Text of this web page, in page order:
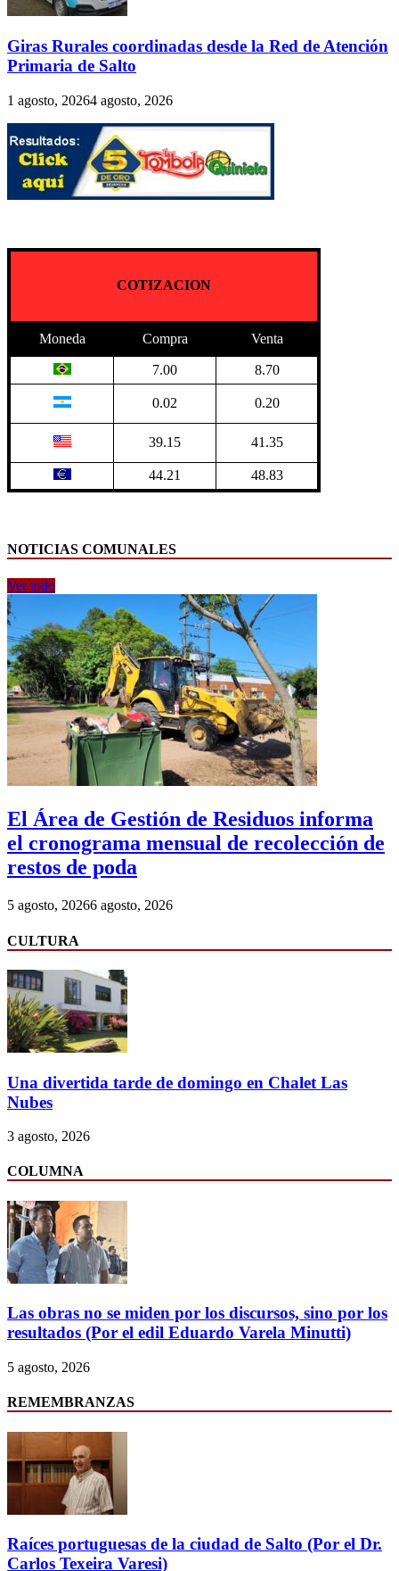
Giras Rurales coordinadas desde la Red de Atención
Primaria de Salto
1 agosto, 20264 agosto, 2026
COTIZACION
Moneda Compra Venta
7.00 8.70
0.02 0.20
39.15 41.35
44.21 48.83
NOTICIAS COMUNALES
Ver todo
El Área de Gestión de Residuos informa
el cronograma mensual de recolección de
restos de poda
5 agosto, 20266 agosto, 2026
CULTURA
Una divertida tarde de domingo en Chalet Las
Nubes
3 agosto, 2026
COLUMNA
Las obras no se miden por los discursos, sino por los
resultados (Por el edil Eduardo Varela Minutti)
5 agosto, 2026
REMEMBRANZAS
Raíces portuguesas de la ciudad de Salto (Por el Dr.
Carlos Texeira Varesi)